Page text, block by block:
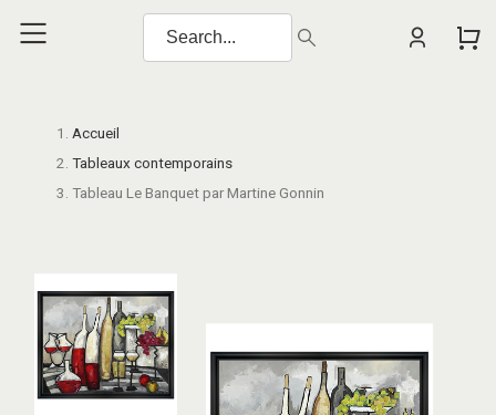
Accueil
Tableaux contemporains
Tableau Le Banquet par Martine Gonnin